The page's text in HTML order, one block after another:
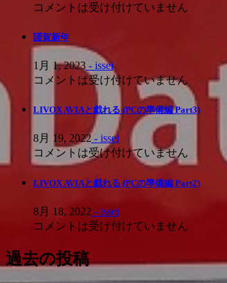
コメントは受け付けていません
謹賀新年
1月 1, 2023 - issei
コメントは受け付けていません
LIVOX AVIAと戯れる (PCの準備編 Part3)
8月 19, 2022- issei
コメントは受け付けていません
LIVOX AVIAと戯れる (PCの準備編 Part2)
8月 18, 2022 - issei
コメントは受け付けていません
過去の投稿